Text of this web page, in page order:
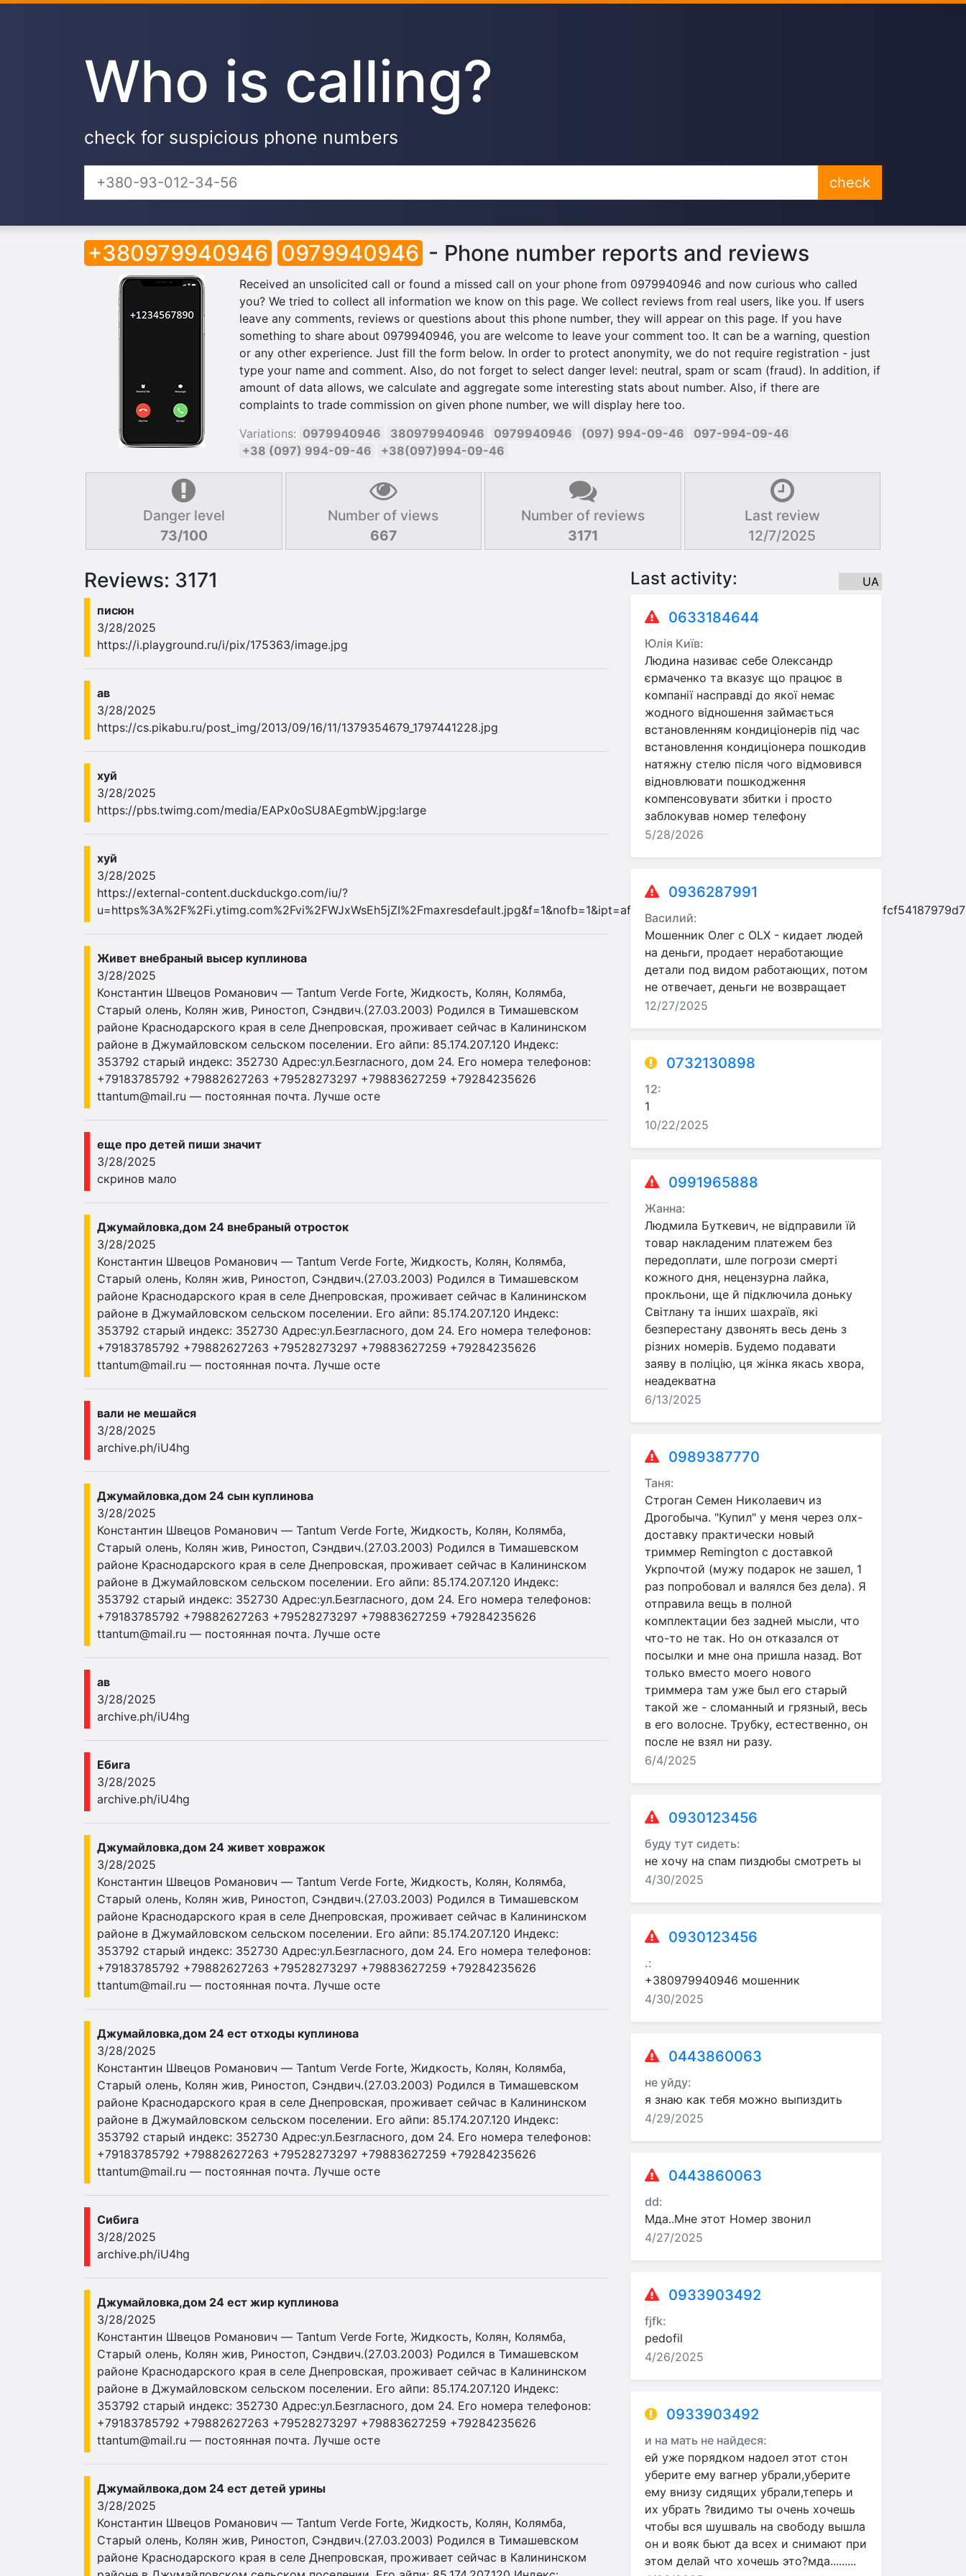
Who is calling?
check for suspicious phone numbers
check
+380979940946 0979940946 - Phone number reports and reviews
Received an unsolicited call or found a missed call on your phone from 0979940946 and now curious who called
you? We tried to collect all information we know on this page. We collect reviews from real users, like you. If users
leave any comments, reviews or questions about this phone number, they will appear on this page. If you have
something to share about 0979940946, you are welcome to leave your comment too. It can be a warning, question
or any other experience. Just fill the form below. In order to protect anonymity, we do not require registration - just
type your name and comment. Also, do not forget to select danger level: neutral, spam or scam (fraud). In addition, if
amount of data allows, we calculate and aggregate some interesting stats about number. Also, if there are
complaints to trade commission on given phone number, we will display here too.
Variations: 0979940946 380979940946 0979940946 (097) 994-09-46
097-994-09-46
+38 (097) 994-09-46
+38(097)994-09-46
Danger level
73/100
Number of views
667
Number of reviews
3171
Last review
12/7/2025
Reviews: 3171
писюн
3/28/2025
https://i.playground.ru/i/pix/175363/image.jpg
ав
3/28/2025
https://cs.pikabu.ru/post_img/2013/09/16/11/1379354679_1797441228.jpg
хуй
3/28/2025
https://pbs.twimg.com/media/EAPx0oSU8AEgmbW.jpg:large
хуй
3/28/2025
https://external-content.duckduckgo.com/iu/?
Живет внебраный высер куплинова
3/28/2025
Константин Швецов Романович — Tantum Verde Forte, Жидкость, Колян, Колямба,
Старый олень, Колян жив, Риностоп, Сэндвич.(27.03.2003) Родился в Тимашевском
районе Краснодарского края в селе Днепровская, проживает сейчас в Калининском
районе в Джумайловском сельском поселении. Его айпи: 85.174.207.120 Индекс:
353792 старый индекс: 352730 Адрес:ул.Безгласного, дом 24. Его номера телефонов:
+79183785792 +79882627263 +79528273297 +79883627259 +79284235626
ttantum@mail.ru — постоянная почта. Лучше осте
еще про детей пиши значит
3/28/2025
скринов мало
Джумайловка,дом 24 внебраный отросток
3/28/2025
Константин Швецов Романович — Tantum Verde Forte, Жидкость, Колян, Колямба,
Старый олень, Колян жив, Риностоп, Сэндвич.(27.03.2003) Родился в Тимашевском
районе Краснодарского края в селе Днепровская, проживает сейчас в Калининском
районе в Джумайловском сельском поселении. Его айпи: 85.174.207.120 Индекс:
353792 старый индекс: 352730 Адрес:ул.Безгласного, дом 24. Его номера телефонов:
+79183785792 +79882627263 +79528273297 +79883627259 +79284235626
ttantum@mail.ru — постоянная почта. Лучше осте
вали не мешайся
3/28/2025
archive.ph/iU4hg
Джумайловка,дом 24 сын куплинова
3/28/2025
Константин Швецов Романович — Tantum Verde Forte, Жидкость, Колян, Колямба,
Старый олень, Колян жив, Риностоп, Сэндвич.(27.03.2003) Родился в Тимашевском
районе Краснодарского края в селе Днепровская, проживает сейчас в Калининском
районе в Джумайловском сельском поселении. Его айпи: 85.174.207.120 Индекс:
353792 старый индекс: 352730 Адрес:ул.Безгласного, дом 24. Его номера телефонов:
+79183785792 +79882627263 +79528273297 +79883627259 +79284235626
ttantum@mail.ru — постоянная почта. Лучше осте
ав
3/28/2025
archive.ph/iU4hg
Ебига
3/28/2025
archive.ph/iU4hg
Джумайловка,дом 24 живет ховражок
3/28/2025
Константин Швецов Романович — Tantum Verde Forte, Жидкость, Колян, Колямба,
Старый олень, Колян жив, Риностоп, Сэндвич.(27.03.2003) Родился в Тимашевском
районе Краснодарского края в селе Днепровская, проживает сейчас в Калининском
районе в Джумайловском сельском поселении. Его айпи: 85.174.207.120 Индекс:
353792 старый индекс: 352730 Адрес:ул.Безгласного, дом 24. Его номера телефонов:
+79183785792 +79882627263 +79528273297 +79883627259 +79284235626
ttantum@mail.ru — постоянная почта. Лучше осте
Джумайловка,дом 24 ест отходы куплинова
3/28/2025
Константин Швецов Романович — Tantum Verde Forte, Жидкость, Колян, Колямба,
Старый олень, Колян жив, Риностоп, Сэндвич.(27.03.2003) Родился в Тимашевском
районе Краснодарского края в селе Днепровская, проживает сейчас в Калининском
районе в Джумайловском сельском поселении. Его айпи: 85.174.207.120 Индекс:
353792 старый индекс: 352730 Адрес:ул.Безгласного, дом 24. Его номера телефонов:
+79183785792 +79882627263 +79528273297 +79883627259 +79284235626
ttantum@mail.ru — постоянная почта. Лучше осте
Сибига
3/28/2025
archive.ph/iU4hg
Джумайловка,дом 24 ест жир куплинова
3/28/2025
Константин Швецов Романович — Tantum Verde Forte, Жидкость, Колян, Колямба,
Старый олень, Колян жив, Риностоп, Сэндвич.(27.03.2003) Родился в Тимашевском
районе Краснодарского края в селе Днепровская, проживает сейчас в Калининском
районе в Джумайловском сельском поселении. Его айпи: 85.174.207.120 Индекс:
353792 старый индекс: 352730 Адрес:ул.Безгласного, дом 24. Его номера телефонов:
+79183785792 +79882627263 +79528273297 +79883627259 +79284235626
ttantum@mail.ru — постоянная почта. Лучше осте
Джумайлвока,дом 24 ест детей урины
3/28/2025
Константин Швецов Романович — Tantum Verde Forte, Жидкость, Колян, Колямба,
Старый олень, Колян жив, Риностоп, Сэндвич.(27.03.2003) Родился в Тимашевском
районе Краснодарского края в селе Днепровская, проживает сейчас в Калининском
Last activity: UA
0633184644
Юлія Київ:
Людина називає себе Олександр
єрмаченко та вказує що працює в
компанії насправді до якої немає
жодного відношення займається
встановленням кондиціонерів під час
встановлення кондиціонера пошкодив
натяжну стелю після чого відмовився
відновлювати пошкодження
компенсовувати збитки і просто
заблокував номер телефону
5/28/2026
0936287991
Василий:
Мошенник Олег с OLX - кидает людей
на деньги, продает неработающие
детали под видом работающих, потом
не отвечает, деньги не возвращает
12/27/2025
0732130898
12:
1
10/22/2025
0991965888
Жанна:
Людмила Буткевич, не відправили їй
товар накладеним платежем без
передоплати, шле погрози смерті
кожного дня, нецензурна лайка,
прокльони, ще й підключила доньку
Світлану та інших шахраїв, які
безперестану дзвонять весь день з
різних номерів. Будемо подавати
заяву в поліцію, ця жінка якась хвора,
неадекватна
6/13/2025
0989387770
Таня:
Строган Семен Николаевич из
Дрогобыча. "Купил" у меня через олх-
доставку практически новый
триммер Remington с доставкой
Укрпочтой (мужу подарок не зашел, 1
раз попробовал и валялся без дела). Я
отправила вещь в полной
комплектации без задней мысли, что
что-то не так. Но он отказался от
посылки и мне она пришла назад. Вот
только вместо моего нового
триммера там уже был его старый
такой же - сломанный и грязный, весь
в его волосне. Трубку, естественно, он
после не взял ни разу.
6/4/2025
0930123456
буду тут сидеть:
не хочу на спам пиздюбы смотреть ы
4/30/2025
0930123456
.:
+380979940946 мошенник
4/30/2025
0443860063
не уйду:
я знаю как тебя можно выпиздить
4/29/2025
0443860063
dd:
Мда..Мне этот Номер звонил
4/27/2025
0933903492
fjfk:
pedofil
4/26/2025
0933903492
и на мать не найдеся:
ей уже порядком надоел этот стон
уберите ему вагнер убрали,уберите
ему внизу сидящих убрали,теперь и
их убрать ?видимо ты очень хочешь
чтобы вся шушваль на свободу вышла
он и вояк бьют да всех и снимают при
этом делай что хочешь это?мда.........